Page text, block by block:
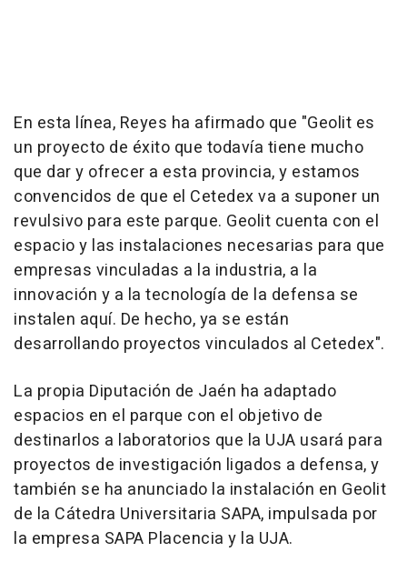
En esta línea, Reyes ha afirmado que "Geolit es
un proyecto de éxito que todavía tiene mucho
que dar y ofrecer a esta provincia, y estamos
convencidos de que el Cetedex va a suponer un
revulsivo para este parque. Geolit cuenta con el
espacio y las instalaciones necesarias para que
empresas vinculadas a la industria, a la
innovación y a la tecnología de la defensa se
instalen aquí. De hecho, ya se están
desarrollando proyectos vinculados al Cetedex".
La propia Diputación de Jaén ha adaptado
espacios en el parque con el objetivo de
destinarlos a laboratorios que la UJA usará para
proyectos de investigación ligados a defensa, y
también se ha anunciado la instalación en Geolit
de la Cátedra Universitaria SAPA, impulsada por
la empresa SAPA Placencia y la UJA.